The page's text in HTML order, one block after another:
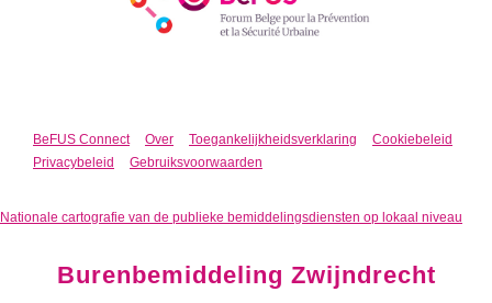
BeFUS Connect Over Toegankelijkheidsverklaring
Cookiebeleid
Privacybeleid
Gebruiksvoorwaarden
Nationale cartografie van de publieke bemiddelingsdiensten op lokaal niveau
Burenbemiddeling Zwijndrecht